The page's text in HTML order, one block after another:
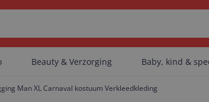
Beauty & Verzorging Baby, kind &
Man XL Carnaval kostuum Verkleedkleding